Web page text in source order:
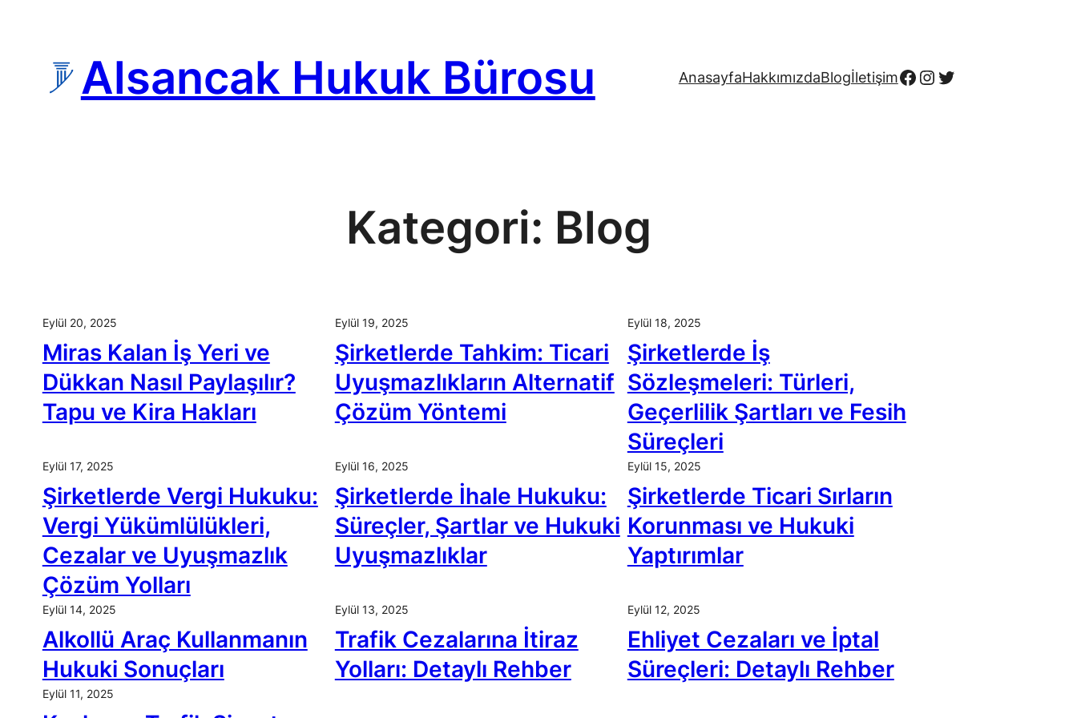
Alsancak Hukuk Bürosu AnasayfaHakkımızdaBlogİletişimFacebook
Instagram
Twitter
Kategori: Blog
Eylül 20, 2025
Miras Kalan İş Yeri ve
Dükkan Nasıl Paylaşılır?
Tapu ve Kira Hakları
Eylül 19, 2025
Şirketlerde Tahkim: Ticari
Uyuşmazlıkların Alternatif
Çözüm Yöntemi
Eylül 18, 2025
Şirketlerde İş
Sözleşmeleri: Türleri,
Geçerlilik Şartları ve Fesih
Süreçleri
Eylül 17, 2025
Şirketlerde Vergi Hukuku:
Vergi Yükümlülükleri,
Cezalar ve Uyuşmazlık
Çözüm Yolları
Eylül 16, 2025
Şirketlerde İhale Hukuku:
Süreçler, Şartlar ve Hukuki
Uyuşmazlıklar
Eylül 15, 2025
Şirketlerde Ticari Sırların
Korunması ve Hukuki
Yaptırımlar
Eylül 14, 2025
Alkollü Araç Kullanmanın
Hukuki Sonuçları
Eylül 13, 2025
Trafik Cezalarına İtiraz
Yolları: Detaylı Rehber
Eylül 12, 2025
Ehliyet Cezaları ve İptal
Süreçleri: Detaylı Rehber
Eylül 11, 2025